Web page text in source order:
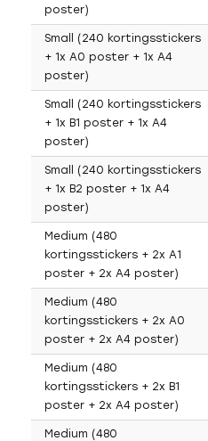
poster)
Small (240 kortingsstickers
+ 1x A0 poster + 1x A4
poster)
Small (240 kortingsstickers
+ 1x B1 poster + 1x A4
poster)
Small (240 kortingsstickers
+ 1x B2 poster + 1x A4
poster)
Medium (480
kortingsstickers + 2x A1
poster + 2x A4 poster)
Medium (480
kortingsstickers + 2x A0
poster + 2x A4 poster)
Medium (480
kortingsstickers + 2x B1
poster + 2x A4 poster)
Medium (480